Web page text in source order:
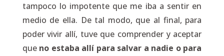
tampoco lo impotente que me iba a sentir en
medio de ella. De tal modo, que al final, para
poder vivir allí, tuve que comprender y aceptar
que no estaba allí para salvar a nadie o para